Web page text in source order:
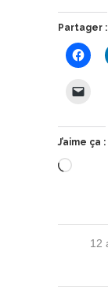
Partager :
J’aime ça :
12